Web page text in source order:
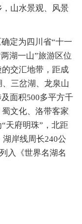
山水景观、风景
定为四川省“十一
湖一山”旅游区位
交汇地带，距成
三岔湖、龙泉山
面积500多平方千
文化、洛带客家
天府明珠”，北距
岸线周长240公
入《世界名湖名